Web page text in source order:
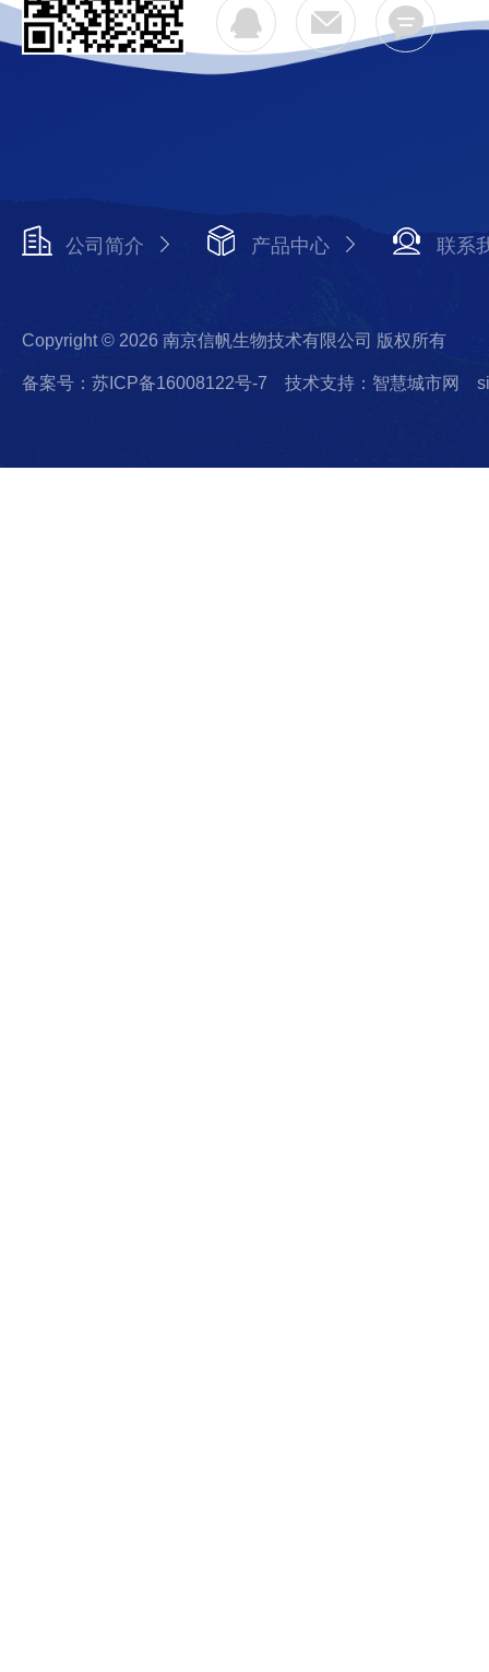
公司简介 产品中心 联系
Copyright © 2026 南京信帆生物技术有限公司 版权所有
备案号：苏ICP备16008122号-7 技术支持：智慧城市网